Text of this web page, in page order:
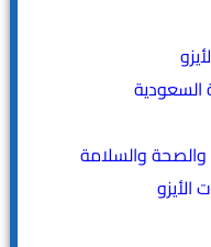
السعودية
والسلامة